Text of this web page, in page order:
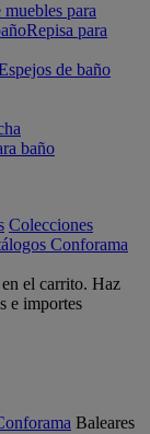
para
Repisa para
de baño
baño
Colecciones
Conforama
el carrito. Haz
e importes
Baleares